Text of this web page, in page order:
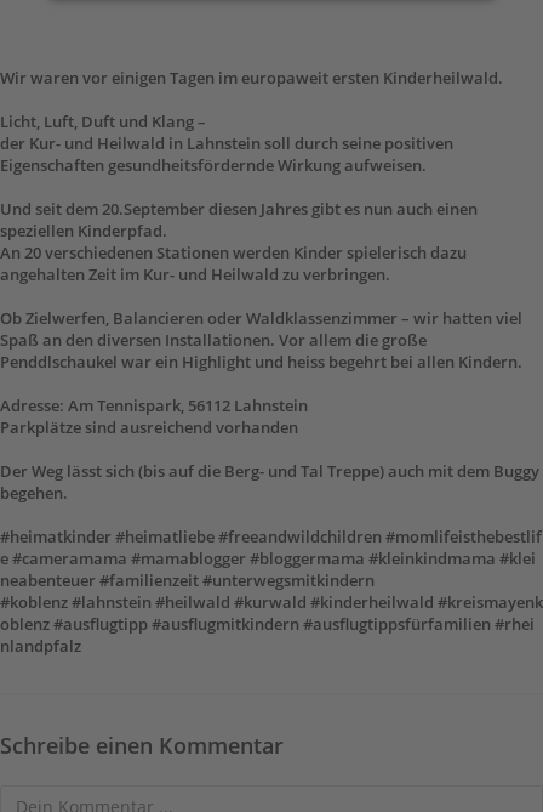
Wir waren vor einigen Tagen im europaweit ersten Kinderheilwald.
Licht, Luft, Duft und Klang –
der Kur- und Heilwald in Lahnstein soll durch seine positiven
Eigenschaften gesundheitsfördernde Wirkung aufweisen.
Und seit dem 20.September diesen Jahres gibt es nun auch einen
speziellen Kinderpfad.
An 20 verschiedenen Stationen werden Kinder spielerisch dazu
angehalten Zeit im Kur- und Heilwald zu verbringen.
Ob Zielwerfen, Balancieren oder Waldklassenzimmer – wir hatten viel
Spaß an den diversen Installationen. Vor allem die große
Penddlschaukel war ein Highlight und heiss begehrt bei allen Kindern.
Adresse: Am Tennispark, 56112 Lahnstein
Parkplätze sind ausreichend vorhanden
Der Weg lässt sich (bis auf die Berg- und Tal Treppe) auch mit dem Buggy
begehen.
#heimatkinder #heimatliebe#freeandwildchildren #momlifeisthebestlif
e#cameramama #mamablogger #bloggermama #kleinkindmama #klei
neabenteuer #familienzeit#unterwegsmitkindern
#koblenz#lahnstein #heilwald #kurwald #kinderheilwald #kreismayenk
oblenz#ausflugtipp#ausflugmitkindern #ausflugtippsfürfamilien #rhei
nlandpfalz
Schreibe einen Kommentar
Kommentieren